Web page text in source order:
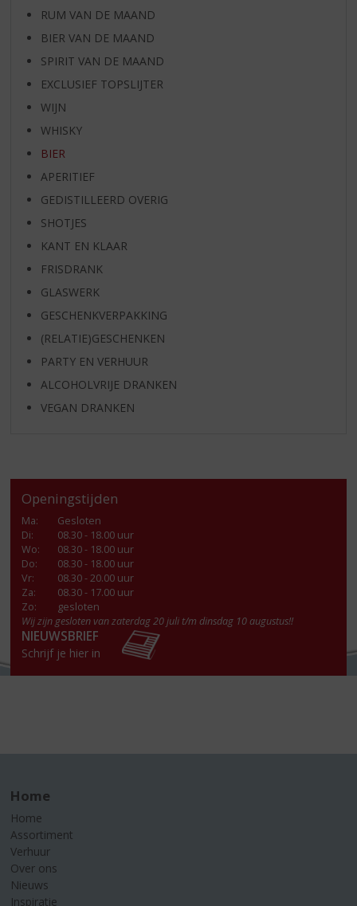
RUM VAN DE MAAND
BIER VAN DE MAAND
SPIRIT VAN DE MAAND
EXCLUSIEF TOPSLIJTER
WIJN
WHISKY
BIER
APERITIEF
GEDISTILLEERD OVERIG
SHOTJES
KANT EN KLAAR
FRISDRANK
GLASWERK
GESCHENKVERPAKKING
(RELATIE)GESCHENKEN
PARTY EN VERHUUR
ALCOHOLVRIJE DRANKEN
VEGAN DRANKEN
Openingstijden
Ma:
Gesloten
Di:
08.30 - 18.00 uur
Wo:
08.30 - 18.00 uur
Do:
08.30 - 18.00 uur
Vr:
08.30 - 20.00 uur
Za:
08.30 - 17.00 uur
Zo:
gesloten
Wij zijn gesloten van zaterdag 20 juli t/m dinsdag 10 augustus!!
NIEUWSBRIEF
Schrijf je hier in
Home
Home
Assortiment
Verhuur
Over ons
Nieuws
Inspiratie